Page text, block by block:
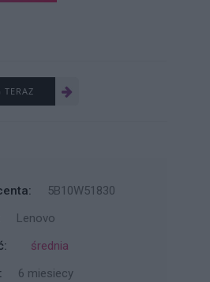
TERAZ
5B10W51830
Lenovo
średnia
6 miesiecy